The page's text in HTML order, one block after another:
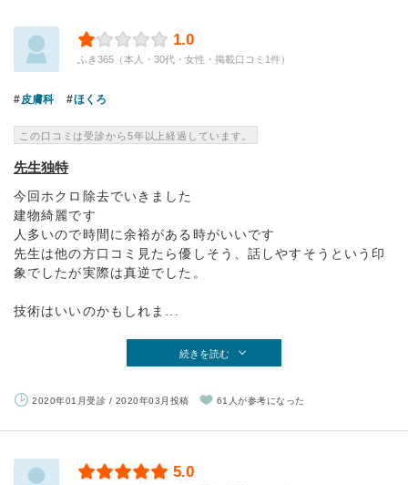
1.0
ふき365（本人・30代・女性・掲載口コミ1件）
皮膚科 ほくろ
この口コミは受診から5年以上経過しています。
先生独特
今回ホクロ除去でいきました
建物綺麗です
人多いので時間に余裕がある時がいいです
先生は他の方口コミ見たら優しそう、話しやすそうという印
象でしたが実際は真逆でした。
技術はいいのかもしれま...
続きを読む
2020年01月受診 / 2020年03月投稿 61人が参考になった
5.0